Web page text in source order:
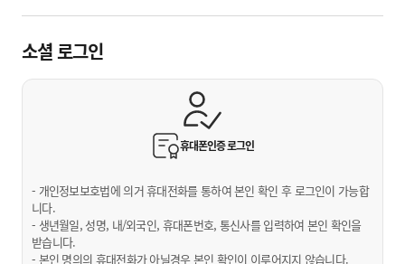
소셜 로그인
휴대폰인증로그인
- 개인정보보호법에 의거 휴대전화를 통하여 본인 확인 후 로그인이 가능합
니다.
- 생년월일, 성명, 내/외국인, 휴대폰번호, 통신사를 입력하여 본인 확인을
받습니다.
- 본인 명의의 휴대전화가 아닐경우 본인 확인이 이루어지지 않습니다.